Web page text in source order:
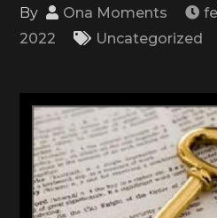
By Ona Moments
2022
Uncategorized